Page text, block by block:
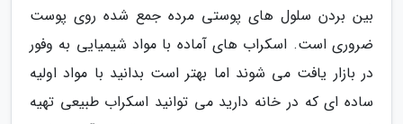
بین بردن سلول های پوستی مرده جمع شده روی پوست
ضروری است. اسکراب های آماده با مواد شیمیایی به وفور
در بازار یافت می شوند اما بهتر است بدانید با مواد اولیه
ساده ای که در خانه دارید می توانید اسکراب طبیعی تهیه